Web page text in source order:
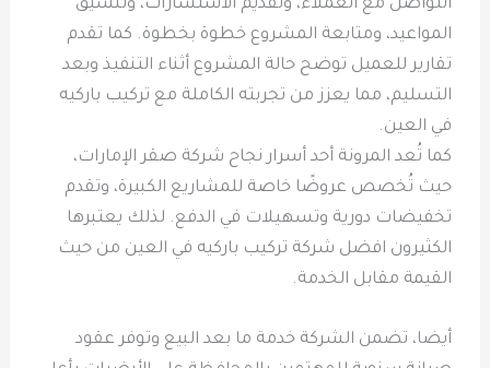
التواصل مع العملاء، وتقديم الاستشارات، وتنسيق
المواعيد، ومتابعة المشروع خطوة بخطوة. كما تقدم
تقارير للعميل توضح حالة المشروع أثناء التنفيذ وبعد
التسليم، مما يعزز من تجربته الكاملة مع تركيب باركيه
في العين.
كما تُعد المرونة أحد أسرار نجاح شركة صقر الإمارات،
حيث تُخصص عروضًا خاصة للمشاريع الكبيرة، وتقدم
تخفيضات دورية وتسهيلات في الدفع. لذلك يعتبرها
الكثيرون افضل شركة تركيب باركيه في العين من حيث
القيمة مقابل الخدمة.
أيضا، تضمن الشركة خدمة ما بعد البيع وتوفر عقود